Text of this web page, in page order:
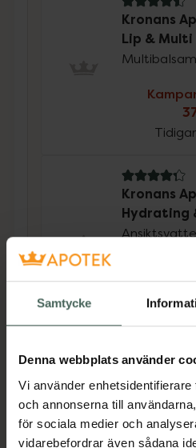
Samtycke
Denna webbplats använder
Vi använder
och annonserna till
för sociala medier och
vidarebefordrar även sådana
4.5 av 5 i
Kronans
Lip & Multi
4.3 av 5 i
Kronans
Hydrating
Köp
Beskrivning